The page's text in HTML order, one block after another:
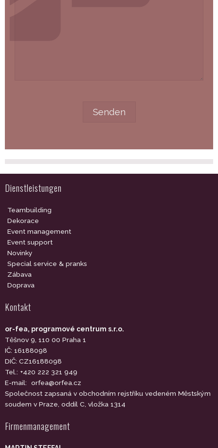
Dienstleistungen
Teambuilding
Dekorace
Event management
Event support
Novinky
Special service & pranks
Zábava
Doprava
Kontakt
or-fea, programové centrum s.r.o.
Těšnov 9, 110 00 Praha 1
IČ: 16188098
DIČ: CZ16188098
Tel.: +420 222 321 949
E-mail:
orfea@orfea.cz
Společnost zapsaná v obchodním rejstříku vedeném Městským
soudem v Praze, oddíl C, vložka 1314
Firmenmanagement